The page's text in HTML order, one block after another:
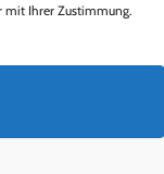
mit Ihrer Zustimmung.